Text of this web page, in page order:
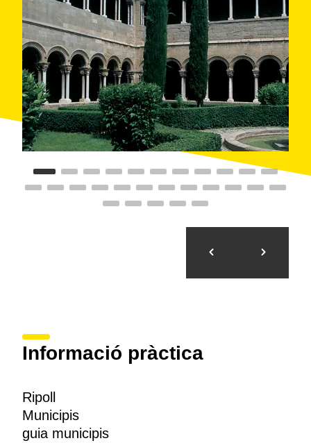
Informació pràctica
Ripoll
Municipis
guia municipis